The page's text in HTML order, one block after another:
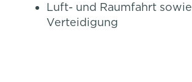
Luft- und Raumfahrt sowie
Verteidigung